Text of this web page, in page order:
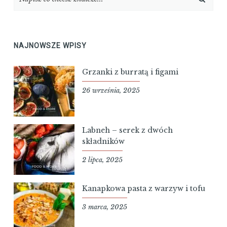
NAJNOWSZE WPISY
Grzanki z burratą i figami
26 września, 2025
Labneh – serek z dwóch
składników
2 lipca, 2025
Kanapkowa pasta z warzyw i tofu
3 marca, 2025